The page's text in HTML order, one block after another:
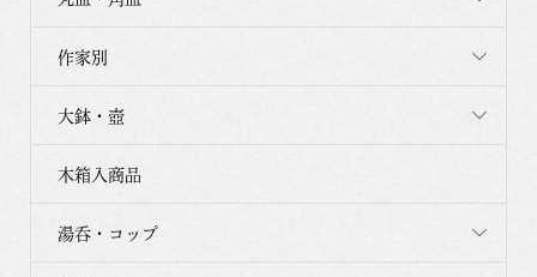
作家別
大鉢・壺
木箱入商品
湯呑・コップ